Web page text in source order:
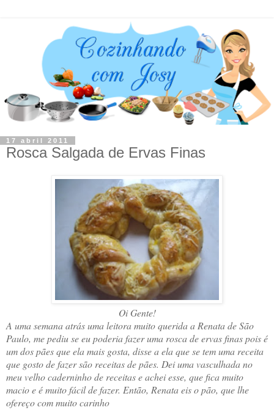
17 abril 2011
Rosca Salgada de Ervas Finas
Oi Gente!
A uma semana atrás uma leitora muito querida a Renata de São
Paulo, me pediu se eu poderia fazer uma rosca de ervas finas pois é
um dos pães que ela mais gosta, disse a ela que se tem uma receita
que gosto de fazer são receitas de pães. Dei uma vasculhada no
meu velho caderninho de receitas e achei esse, que fica muito
macio e é muito fácil de fazer. Então, Renata eis o pão, que lhe
ofereço com muito carinho